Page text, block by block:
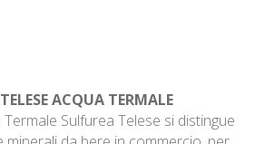
ACQUA TERMALE
Termale Sulfurea Telese si distingue